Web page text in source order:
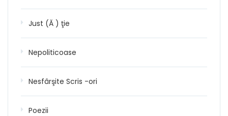
Just (Ă ) ţie
Nepoliticoase
Nesfârşite Scris -ori
Poezii